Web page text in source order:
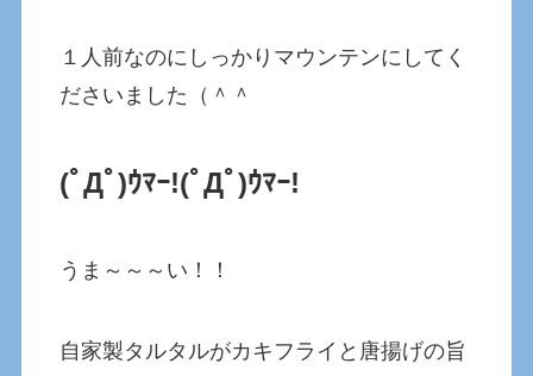
１人前なのにしっかりマウンテンにしてく
ださいました（＾＾
(ﾟДﾟ)ｳﾏｰ!(ﾟДﾟ)ｳﾏｰ!
うま～～～い！！
自家製タルタルがカキフライと唐揚げの旨